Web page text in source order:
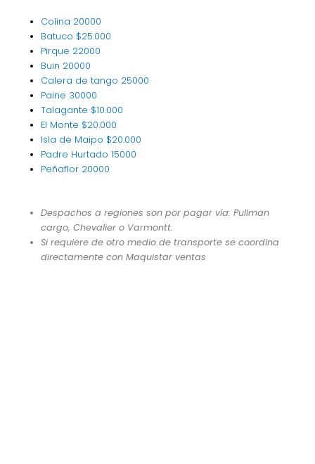
Colina 20000
Batuco $25.000
Pirque 22000
Buin 20000
Calera de tango 25000
Paine 30000
Talagante $10.000
El Monte $20.000
Isla de Maipo $20.000
Padre Hurtado15000
Peñaflor 20000
Despachos a regiones son por pagar vía: Pullman
cargo, Chevalier o Varmontt.
Si requiere de otro medio de transporte se coordina
directamente con Maquistar ventas